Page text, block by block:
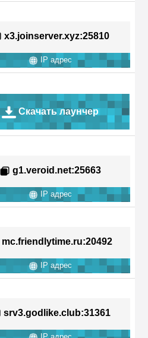
x3.joinserver.xyz:25810
IP адрес
Скачать лаунчер
g1.veroid.net:25663
IP адрес
mc.friendlytime.ru:20492
IP адрес
srv3.godlike.club:31361